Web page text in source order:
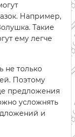
Например,
Такие
ему легче
не только
Поэтому
предложения
усложнять
и